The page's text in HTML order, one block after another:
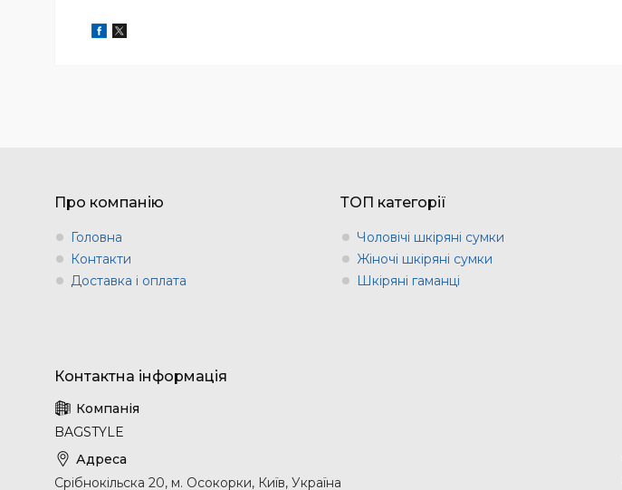
Про компанію
Головна
Контакти
Доставка і оплата
ТОП категорії
Чоловічі шкіряні сумки
Жіночі шкіряні сумки
Шкіряні гаманці
BAGSTYLE
Срібнокільска 20, м. Осокорки, Київ, Україна